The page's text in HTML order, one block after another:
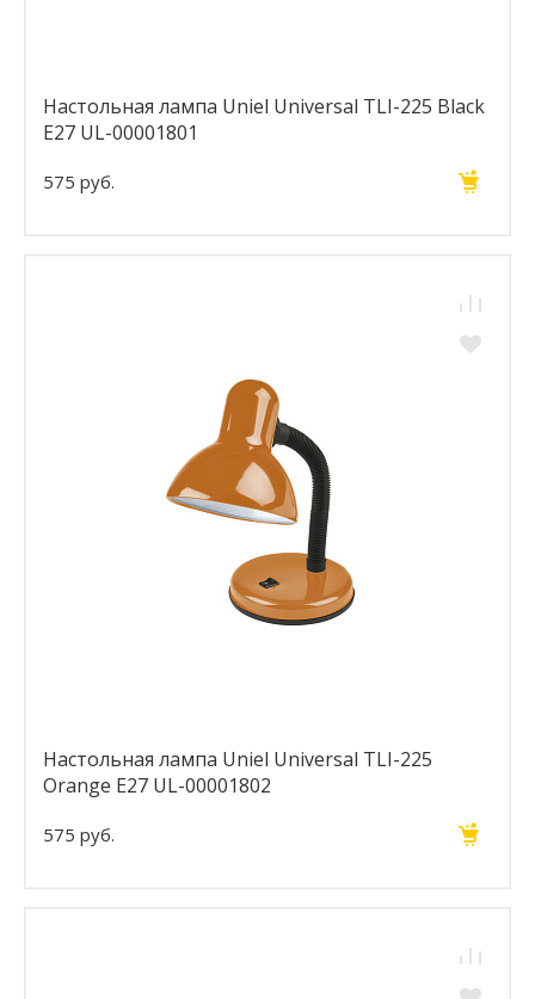
Настольная лампа Uniel Universal TLI-225 Black
E27 UL-00001801
575 руб.
Настольная лампа Uniel Universal TLI-225
Orange E27 UL-00001802
575 руб.